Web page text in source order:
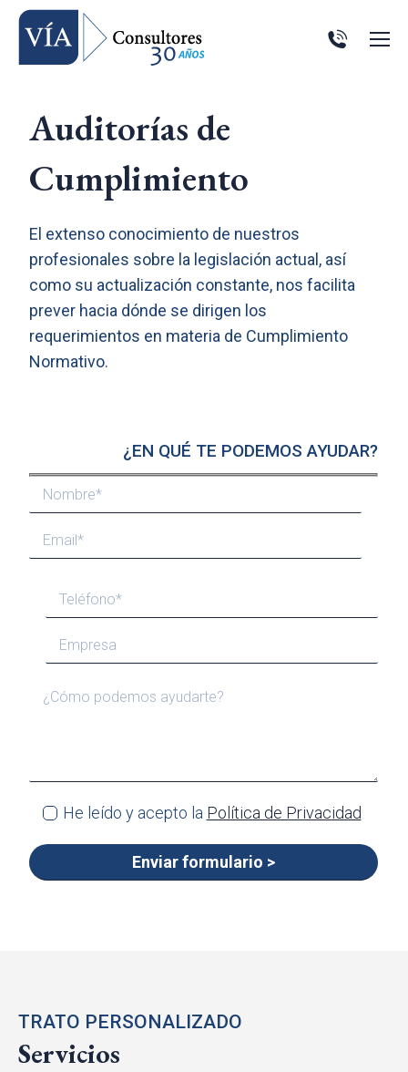
Auditorías de
Cumplimiento
El extenso conocimiento de nuestros
profesionales sobre la legislación actual, así
como su actualización constante, nos facilita
prever hacia dónde se dirigen los
requerimientos en materia de Cumplimiento
Normativo.
¿EN QUÉ TE PODEMOS AYUDAR?
He leído y acepto la Política de Privacidad
TRATO PERSONALIZADO
Servicios